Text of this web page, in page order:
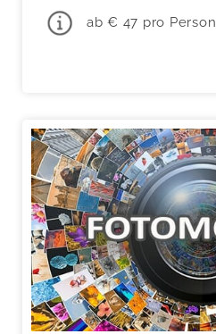
ab € 47 pro Person